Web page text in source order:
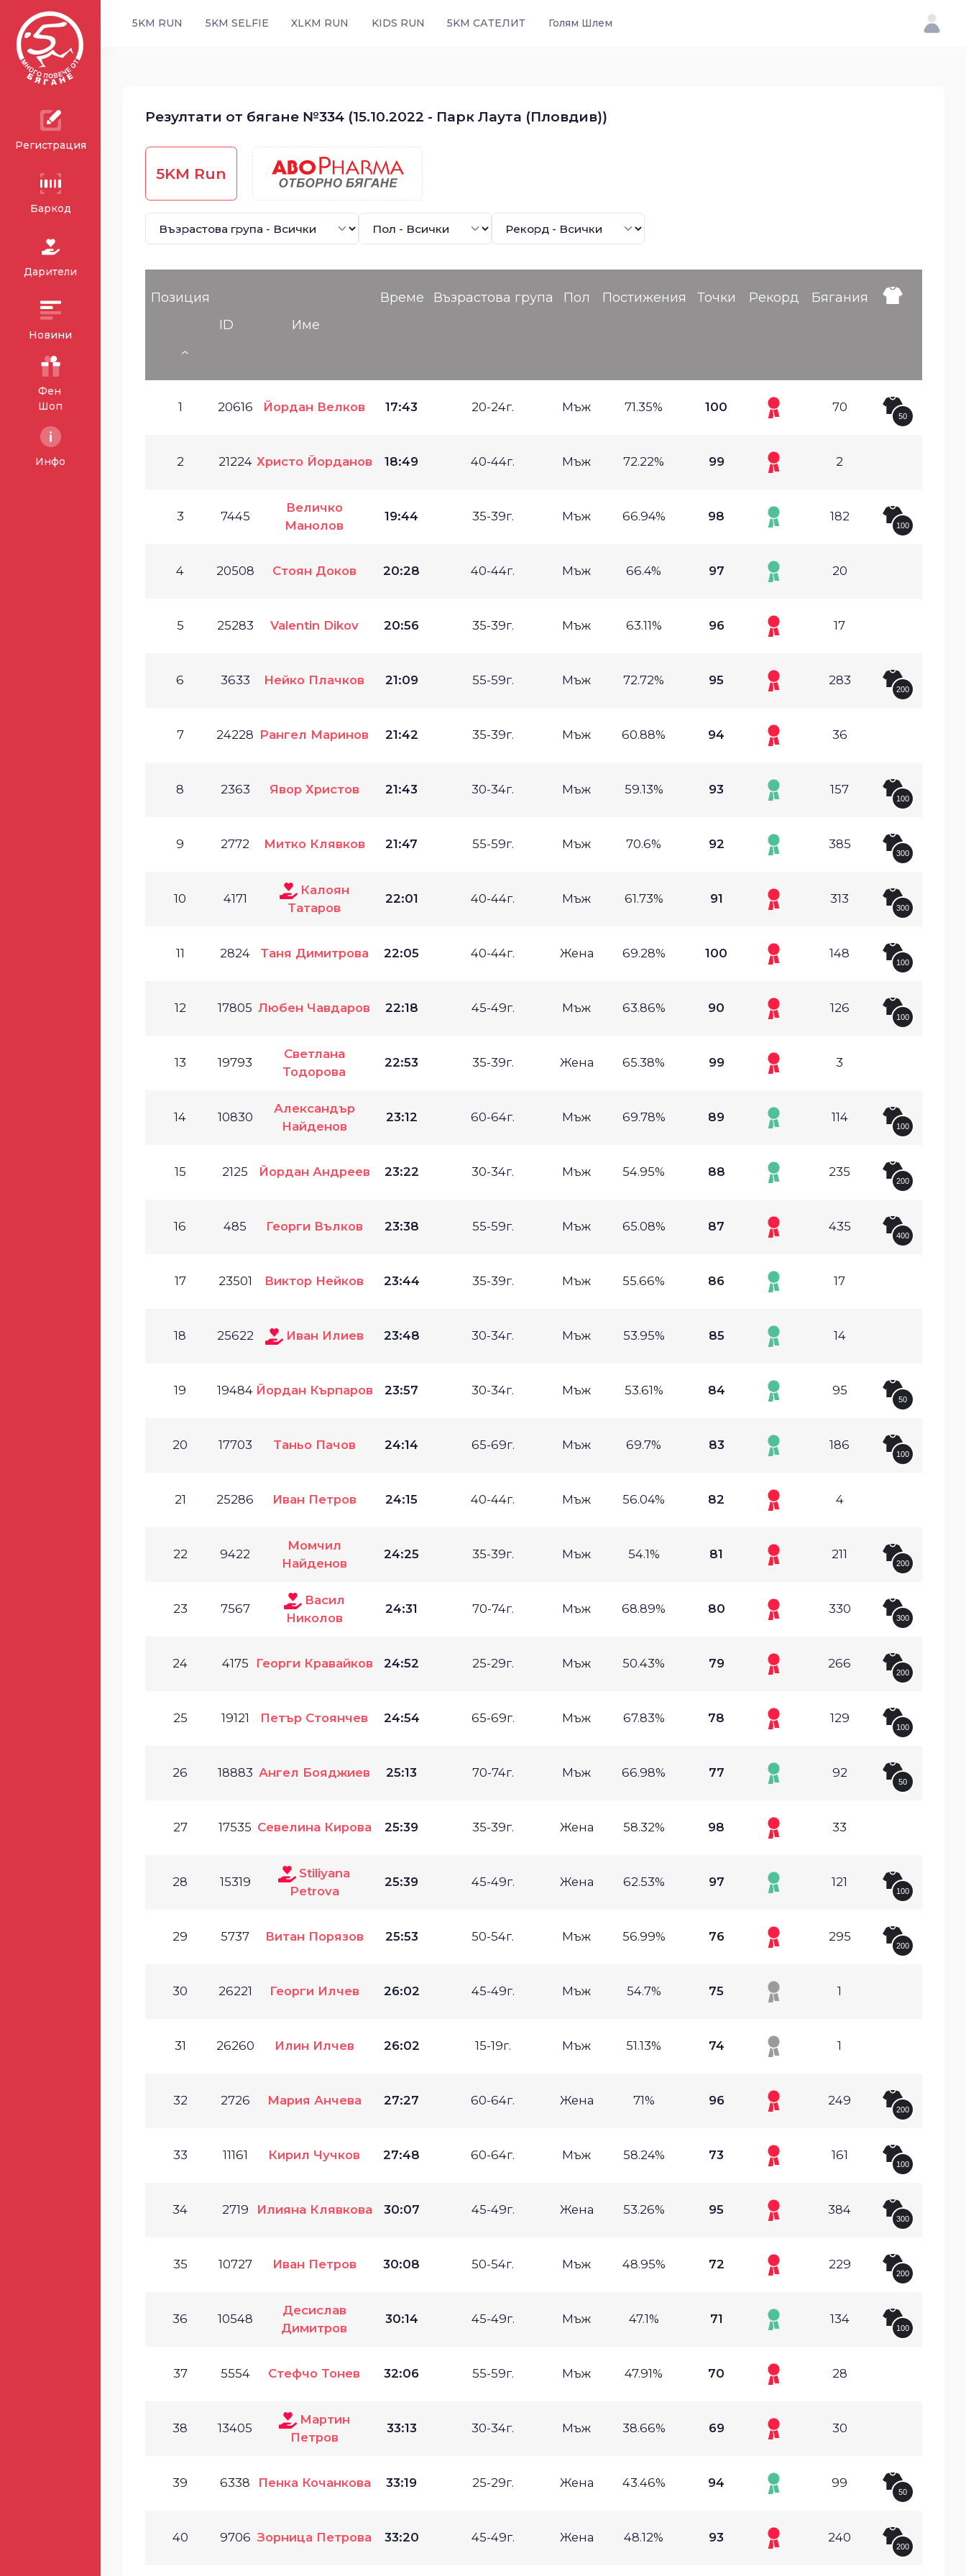
Регистрация
Баркод
Дарители
Новини
Фен
Шоп
Инфо
5KM RUN 5KM SELFIE XLKM RUN KIDS RUN 5KM САТЕЛИТ Голям Шлем
Резултати от бягане №334 (15.10.2022 - Парк Лаута (Пловдив))
5KM Run
Позиция
ID
Име
Време Възрастова група Пол Постижения Точки Рекорд Бягания
1 20616 Йордан Велков 17:43 20-24г. Мъж 71.35% 100 70
50
2 21224 Христо Йорданов 18:49 40-44г. Мъж 72.22% 99 2
3 7445
Величко
Манолов
19:44 35-39г. Мъж 66.94% 98 182
100
4 20508 Стоян Доков 20:28 40-44г. Мъж 66.4% 97 20
5 25283 Valentin Dikov 20:56 35-39г. Мъж 63.11% 96 17
6 3633 Нейко Плачков 21:09 55-59г. Мъж 72.72% 95 283
200
7 24228 Рангел Маринов 21:42 35-39г. Мъж 60.88% 94 36
8 2363 Явор Христов 21:43 30-34г. Мъж 59.13% 93 157
100
9 2772 Митко Клявков 21:47 55-59г. Мъж 70.6% 92 385
300
10 4171
Калоян
Татаров
22:01 40-44г. Мъж 61.73% 91 313
300
11 2824 Таня Димитрова 22:05 40-44г. Жена 69.28% 100 148
100
12 17805 Любен Чавдаров 22:18 45-49г. Мъж 63.86% 90 126
100
13 19793
Светлана
Тодорова
22:53 35-39г. Жена 65.38% 99 3
14 10830
Александър
Найденов
23:12 60-64г. Мъж 69.78% 89 114
100
15 2125 Йордан Андреев 23:22 30-34г. Мъж 54.95% 88 235
200
16 485 Георги Вълков 23:38 55-59г. Мъж 65.08% 87 435
400
17 23501 Виктор Нейков 23:44 35-39г. Мъж 55.66% 86 17
18 25622 Иван Илиев 23:48 30-34г. Мъж 53.95% 85 14
19 19484 Йордан Кърпаров 23:57 30-34г. Мъж 53.61% 84 95
50
20 17703 Таньо Пачов 24:14 65-69г. Мъж 69.7% 83 186
100
21 25286 Иван Петров 24:15 40-44г. Мъж 56.04% 82 4
22 9422
Момчил
Найденов
24:25 35-39г. Мъж 54.1% 81 211
200
23 7567
Васил
Николов
24:31 70-74г. Мъж 68.89% 80 330
300
24 4175 Георги Кравайков 24:52 25-29г. Мъж 50.43% 79 266
200
25 19121 Петър Стоянчев 24:54 65-69г. Мъж 67.83% 78 129
100
26 18883 Ангел Бояджиев 25:13 70-74г. Мъж 66.98% 77 92
50
27 17535 Севелина Кирова 25:39 35-39г. Жена 58.32% 98 33
28 15319
Stiliyana
Petrova
25:39 45-49г. Жена 62.53% 97 121
100
29 5737 Витан Порязов 25:53 50-54г. Мъж 56.99% 76 295
200
30 26221 Георги Илчев 26:02 45-49г. Мъж 54.7% 75 1
31 26260 Илин Илчев 26:02 15-19г. Мъж 51.13% 74 1
32 2726 Мария Анчева 27:27 60-64г. Жена 71% 96 249
200
33 11161 Кирил Чучков 27:48 60-64г. Мъж 58.24% 73 161
100
34 2719 Илияна Клявкова 30:07 45-49г. Жена 53.26% 95 384
300
35 10727 Иван Петров 30:08 50-54г. Мъж 48.95% 72 229
200
36 10548
Десислав
Димитров
30:14 45-49г. Мъж 47.1% 71 134
100
37 5554 Стефчо Тонев 32:06 55-59г. Мъж 47.91% 70 28
38 13405
Мартин
Петров
33:13 30-34г. Мъж 38.66% 69 30
39 6338 Пенка Кочанкова 33:19 25-29г. Жена 43.46% 94 99
50
40 9706 Зорница Петрова 33:20 45-49г. Жена 48.12% 93 240
200